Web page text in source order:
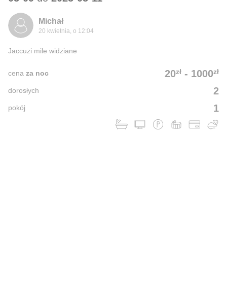
Michał
20 kwietnia, o 12:04
Jaccuzi mile widziane
20zł - 1000zł
cena za noc
2
dorosłych
1
pokój